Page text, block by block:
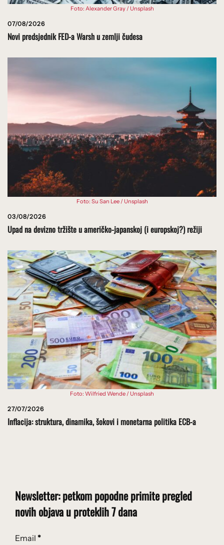
Foto: Alexander Gray / Unsplash
07/08/2026
Novi predsjednik FED-a Warsh u zemlji čudesa
Foto: Su San Lee / Unsplash
03/08/2026
Upad na devizno tržište u američko-japanskoj (i europskoj?) režiji
Foto: Wilfried Wende / Unsplash
27/07/2026
Inflacija: struktura, dinamika, šokovi i monetarna politika ECB-a
Newsletter: petkom popodne primite pregled
novih objava u proteklih 7 dana
Email *